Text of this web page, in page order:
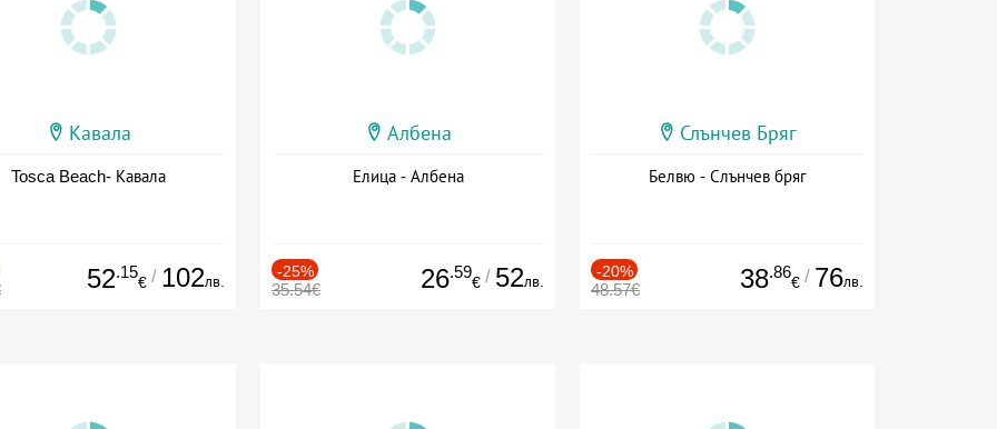
Кавала
Tosca Beach- Кавала
52.15
€ / 102лв.
Албена
Елица - Албена
-25%
35.54€ 26.59
€ / 52лв.
Слънчев Бряг
Белвю - Слънчев бряг
-20%
48.57€ 38.86
€ / 76лв.